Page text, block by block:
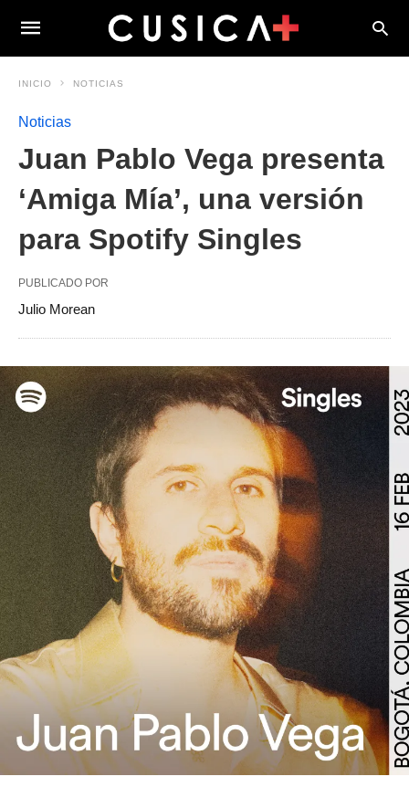
INICIO NOTICIAS
Noticias
Juan Pablo Vega presenta
‘Amiga Mía’, una versión
para Spotify Singles
PUBLICADO POR
Julio Morean